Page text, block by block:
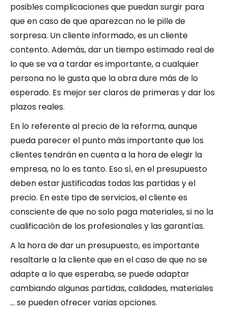
posibles complicaciones que puedan surgir para
que en caso de que aparezcan no le pille de
sorpresa. Un cliente informado, es un cliente
contento. Además, dar un tiempo estimado real de
lo que se va a tardar es importante, a cualquier
persona no le gusta que la obra dure más de lo
esperado. Es mejor ser claros de primeras y dar los
plazos reales.
En lo referente al precio de la reforma, aunque
pueda parecer el punto más importante que los
clientes tendrán en cuenta a la hora de elegir la
empresa, no lo es tanto. Eso sí, en el presupuesto
deben estar justificadas todas las partidas y el
precio. En este tipo de servicios, el cliente es
consciente de que no solo paga materiales, si no la
cualificación de los profesionales y las garantías.
A la hora de dar un presupuesto, es importante
resaltarle a la cliente que en el caso de que no se
adapte a lo que esperaba, se puede adaptar
cambiando algunas partidas, calidades, materiales
… se pueden ofrecer varias opciones.